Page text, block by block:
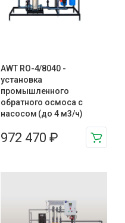
AWT RO-4/8040 -
установка
промышленного
обратного осмоса с
насосом (до 4 м3/ч)
972 470 ₽